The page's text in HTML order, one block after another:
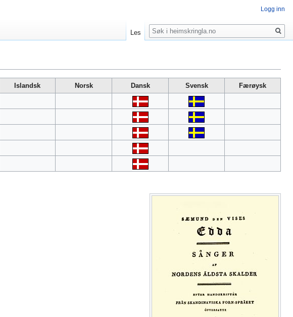
Islandsk Norsk Dansk Svensk
Færøysk
Logg inn
Les
Søk